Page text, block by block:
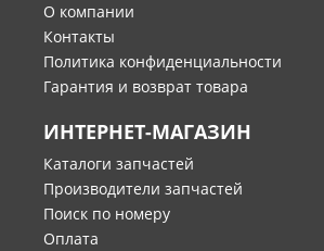
О компании
Контакты
Политика конфиденциальности
Гарантия и возврат товара
ИНТЕРНЕТ-МАГАЗИН
Каталоги запчастей
Производители запчастей
Поиск по номеру
Оплата